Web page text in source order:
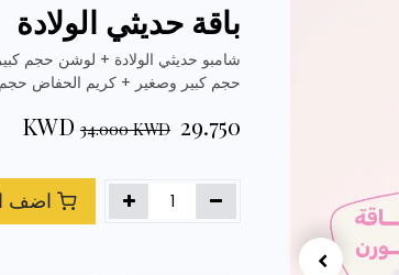
باقة حديثي الولادة
شامبو حديثي الولادة + لوشن حجم
حجم كبير وصغير + كريم الحفاض
29.750
34.000KWD
اضف